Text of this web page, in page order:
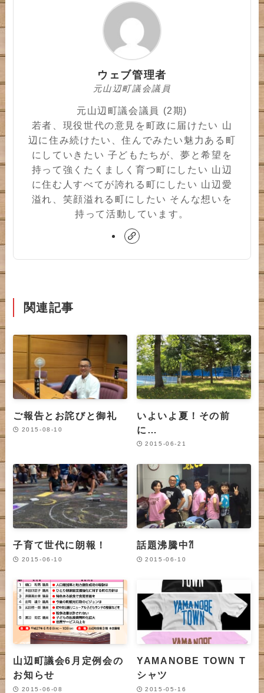
ウェブ管理者
元山辺町議会議員
元山辺町議会議員 (2期)
若者、現役世代の意見を町政に届けたい 山
辺に住み続けたい、住んでみたい魅力ある町
にしていきたい 子どもたちが、夢と希望を
持って強くたくましく育つ町にしたい 山辺
に住む人すべてが誇れる町にしたい 山辺愛
溢れ、笑顔溢れる町にしたい そんな想いを
持って活動しています。
関連記事
ご報告とお詫びと御礼
2015-08-10
いよいよ夏！その前
に…
2015-06-21
子育て世代に朗報！
2015-06-10
話題沸騰中⁈
2015-06-10
山辺町議会6月定例会の
お知らせ
2015-06-08
YAMANOBE TOWN T
シャツ
2015-05-16